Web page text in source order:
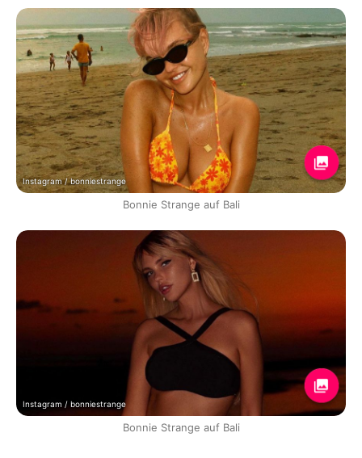
Instagram / bonniestrange
Bonnie Strange auf Bali
Instagram / bonniestrange
Bonnie Strange auf Bali